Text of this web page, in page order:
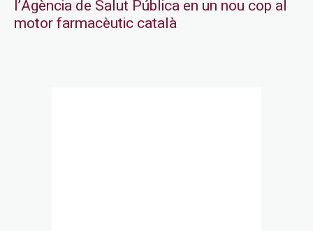
l’Agència de Salut Pública en un nou cop al
motor farmacèutic català